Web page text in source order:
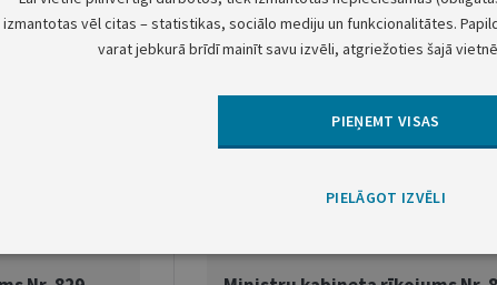
izmantotas vēl citas – statistikas, sociālo mediju un funkcionalitātes.
varat jebkurā brīdī mainīt savu izvēli, atgriežoties šajā
PIEŅEMT VISAS
PIELĀGOT IZVĒLI